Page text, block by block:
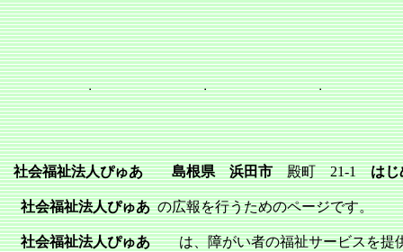
社会福祉法人ぴゅあ 島根県 浜田市殿町21-1 は
社会福祉法人ぴゅあ の広報を行うためのページです。
社会福祉法人ぴゅあ は、障がい者の福祉サービスを提